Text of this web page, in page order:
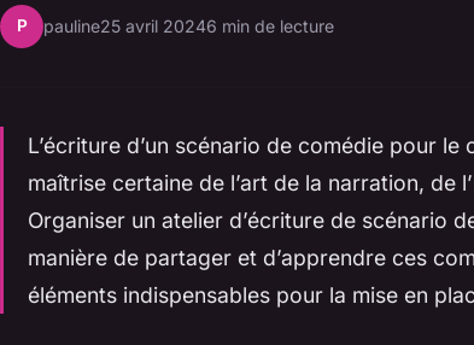
P pauline25 avril 20246 min de lecture
L’écriture d’un scénario de comédie pour
maîtrise certaine de l’art de la narration, de
Organiser un atelier d’écriture de scénario
manière de partager et d’apprendre ces
éléments indispensables pour la mise en